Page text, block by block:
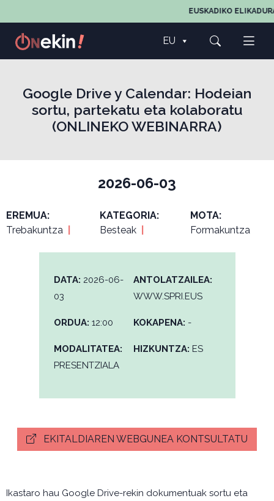
EUSKADIKO
EU
Google Drive y Calendar: Hodeian
sortu, partekatu eta kolaboratu
(ONLINEKO WEBINARRA)
2026-06-03
EREMUA:
Trebakuntza
KATEGORIA:
Besteak
MOTA:
Formakuntza
DATA: 2026-06-
03
ORDUA: 12:00
MODALITATEA:
PRESENTZIALA
ANTOLATZAILEA:
WWW.SPRI.EUS
KOKAPENA: -
HIZKUNTZA: ES
EKITALDIAREN WEBGUNEA KONTSULTATU
Ikastaro hau Google Drive-rekin dokumentuak sortu eta